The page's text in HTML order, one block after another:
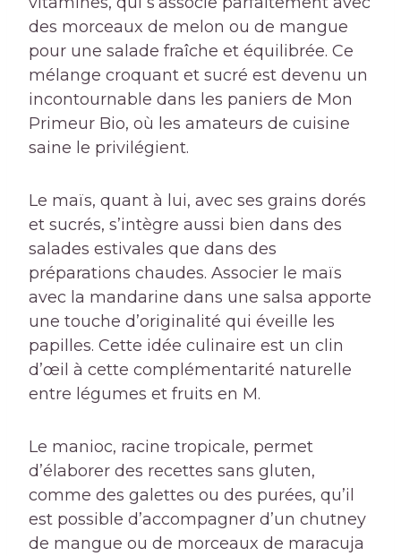
des morceaux de melon ou de mangue
pour une salade fraîche et équilibrée. Ce
mélange croquant et sucré est devenu un
incontournable dans les paniers de Mon
Primeur Bio, où les amateurs de cuisine
saine le privilégient.
Le maïs, quant à lui, avec ses grains dorés
et sucrés, s’intègre aussi bien dans des
salades estivales que dans des
préparations chaudes. Associer le maïs
avec la mandarine dans une salsa apporte
une touche d’originalité qui éveille les
papilles. Cette idée culinaire est un clin
d’œil à cette complémentarité naturelle
entre légumes et fruits en M.
Le manioc, racine tropicale, permet
d’élaborer des recettes sans gluten,
comme des galettes ou des purées, qu’il
est possible d’accompagner d’un chutney
de mangue ou de morceaux de maracuja